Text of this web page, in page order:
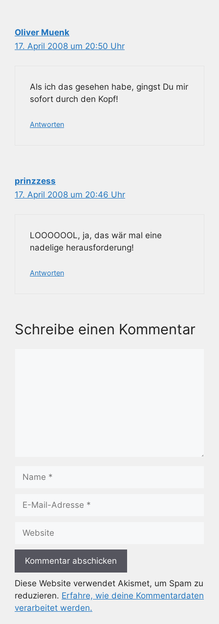
Oliver Muenk
17. April 2008 um 20:50 Uhr
Als ich das gesehen habe, gingst Du mir
sofort durch den Kopf!
Antworten
prinzzess
17. April 2008 um 20:46 Uhr
LOOOOOOL, ja, das wär mal eine
nadelige herausforderung!
Antworten
Schreibe einen Kommentar
Name
Website
Diese Website verwendet Akismet, um Spam zu
reduzieren. Erfahre, wie deine Kommentardaten
verarbeitet werden.